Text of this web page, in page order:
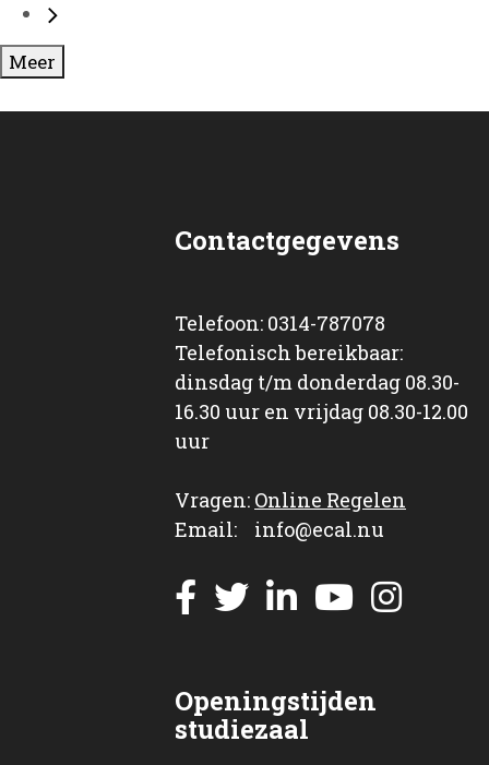
Meer
Contactgegevens
Telefoon: 0314-787078
Telefonisch bereikbaar:
dinsdag t/m donderdag 08.30-
16.30 uur en vrijdag 08.30-12.00
uur
Vragen: Online Regelen
Email: info@ecal.nu
Openingstijden
studiezaal